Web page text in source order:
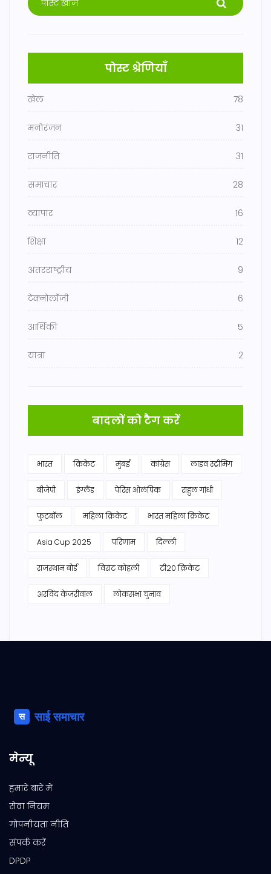
पोस्ट श्रेणियाँ
खेल 78
मनोरंजन 31
राजनीति 31
समाचार 28
व्यापार 16
शिक्षा 12
अंतरराष्ट्रीय 9
टेक्नोलॉजी 6
आर्थिकी 5
यात्रा 2
बादलों को टैग करें
भारत क्रिकेट मुंबई कांग्रेस लाइव स्ट्रीमिंग
बीजेपी इंग्लैंड पेरिस ओलंपिक राहुल गांधी
फुटबॉल महिला क्रिकेट भारत महिला क्रिकेट
Asia Cup 2025 परिणाम दिल्ली
राजस्थान बोर्ड विराट कोहली टी20 क्रिकेट
अरविंद केजरीवाल लोकसभा चुनाव
मेन्यू
हमारे बारे में
सेवा नियम
गोपनीयता नीति
संपर्क करें
DPDP